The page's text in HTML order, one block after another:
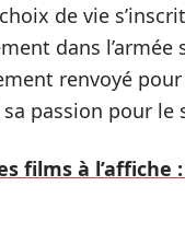
de vie
dans
renvoyé
passion pour le
films à